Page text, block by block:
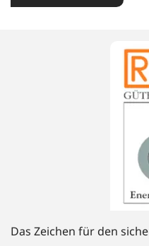
Das Zeichen für den